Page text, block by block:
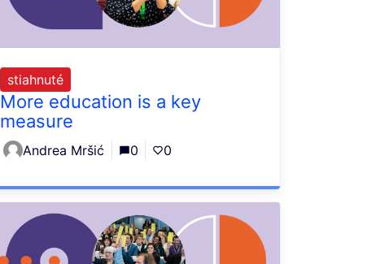
More education is a key
measure
stiahnuté
Andrea Mršić 0 0